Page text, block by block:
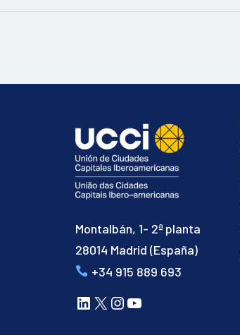
Montalbán, 1- 2ª planta
28014 Madrid (España)
+34 915 889 693
LinkedIn
X Instagram
YouTube